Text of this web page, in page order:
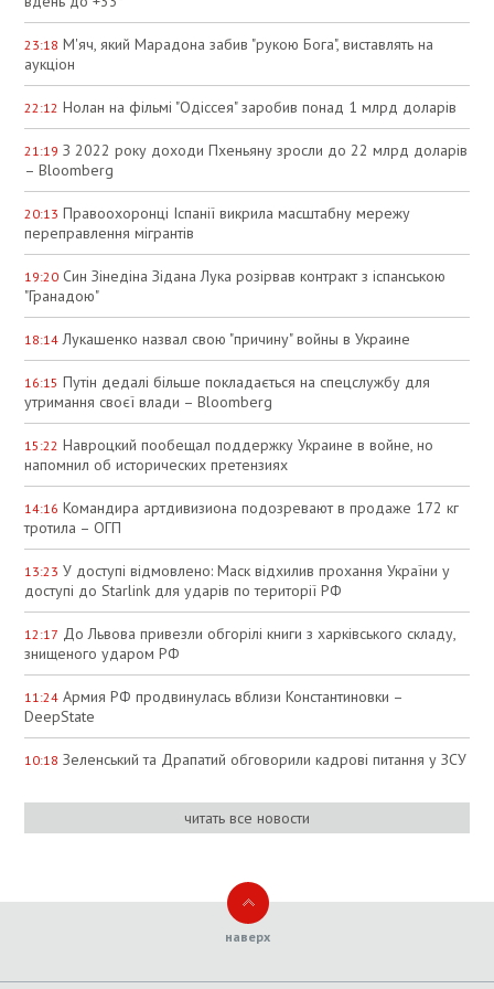
23:18 М'яч, який Марадона забив "рукою Бога", виставлять на
аукціон
22:12 Нолан на фільмі "Одіссея" заробив понад 1 млрд доларів
21:19 З 2022 року доходи Пхеньяну зросли до 22 млрд доларів
– Bloomberg
20:13 Правоохоронці Іспанії викрила масштабну мережу
переправлення мігрантів
19:20 Син Зінедіна Зідана Лука розірвав контракт з іспанською
"Гранадою"
18:14 Лукашенко назвал свою "причину" войны в Украине
16:15 Путін дедалі більше покладається на спецслужбу для
утримання своєї влади – Bloomberg
15:22 Навроцкий пообещал поддержку Украине в войне, но
напомнил об исторических претензиях
14:16 Командира артдивизиона подозревают в продаже 172 кг
тротила – ОГП
13:23 У доступі відмовлено: Маск відхилив прохання України у
доступі до Starlink для ударів по території РФ
12:17 До Львова привезли обгорілі книги з харківського складу,
знищеного ударом РФ
11:24 Армия РФ продвинулась вблизи Константиновки –
DeepState
10:18 Зеленський та Драпатий обговорили кадрові питання у ЗСУ
читать все новости
наверх